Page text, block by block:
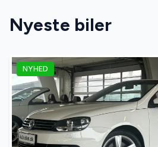
Automatgear
Automatisk lys
AUX tilslutning
Nyeste biler
NYHED